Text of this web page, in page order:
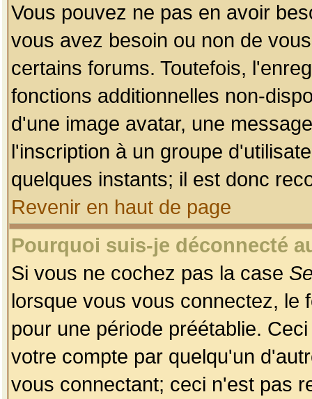
Vous pouvez ne pas en avoir
vous avez besoin ou non de
certains forums. Toutefois,
fonctions additionnelles non-
d'une image avatar, une
l'inscription à un groupe
quelques instants; il est donc
Revenir en haut de page
Pourquoi suis-je déconnecté
Si vous ne cochez pas la case
lorsque vous vous connectez, le
pour une période préétablie.
votre compte par quelqu'un
vous connectant; ceci n'est pas